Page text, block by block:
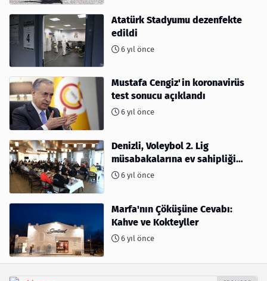
Atatürk Stadyumu dezenfekte
edildi
6 yıl önce
Mustafa Cengiz'in koronavirüs
test sonucu açıklandı
6 yıl önce
Denizli, Voleybol 2. Lig
müsabakalarına ev sahipliği
yapıyor
6 yıl önce
Marfa'nın Çöküşüne Cevabı:
Kahve ve Kokteyller
6 yıl önce